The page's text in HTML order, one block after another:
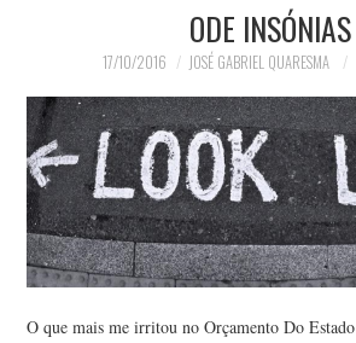
ODE INSÓNIAS
17/10/2016 JOSÉ GABRIEL QUARESMA
O que mais me irritou no Orçamento Do